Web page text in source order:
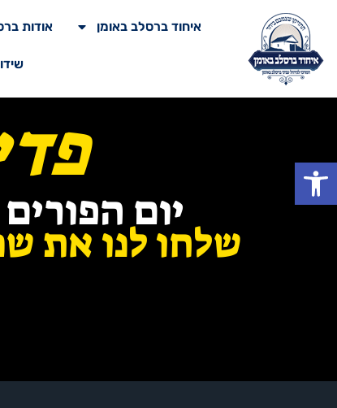
פתח סרגל נגישות
איחוד ברסלב באומן אודות
יום
שלחו לנו את